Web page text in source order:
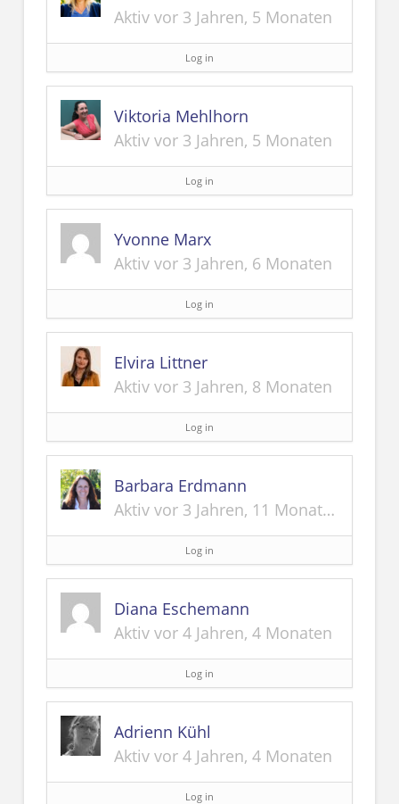
Aktiv vor 3 Jahren, 5 Monaten
Log in
Viktoria Mehlhorn
Aktiv vor 3 Jahren, 5 Monaten
Log in
Yvonne Marx
Aktiv vor 3 Jahren, 6 Monaten
Log in
Elvira Littner
Aktiv vor 3 Jahren, 8 Monaten
Log in
Barbara Erdmann
Aktiv vor 3 Jahren, 11 Monaten
Log in
Diana Eschemann
Aktiv vor 4 Jahren, 4 Monaten
Log in
Adrienn Kühl
Aktiv vor 4 Jahren, 4 Monaten
Log in